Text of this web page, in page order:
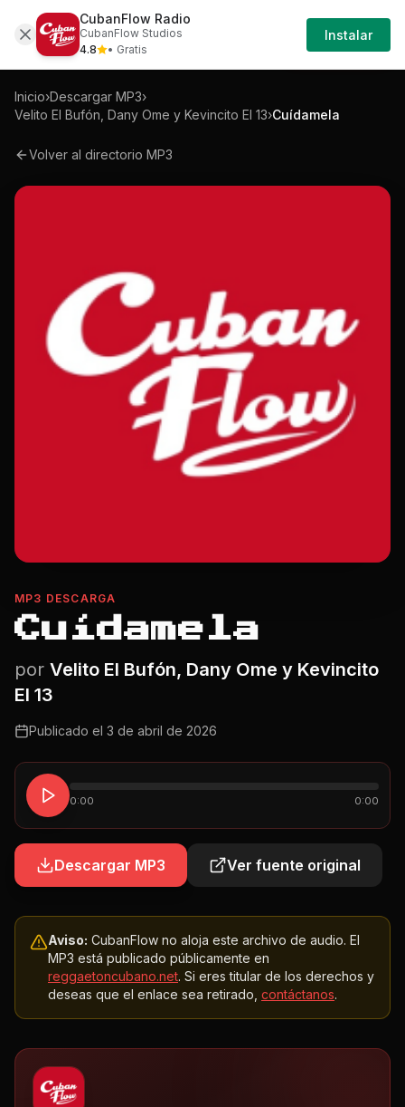
Mp3 Velito-el-bufon-dany-ome-y-kevincito-
Iniciar
Sesión
Inicio›Descargar MP3›
Velito El Bufón, Dany Ome y Kevincito El 13›Cuídamela
Volver al directorio MP3
MP3 DESCARGA
Cuídamela
por Velito El Bufón, Dany Ome y Kevincito
El 13
Publicado el 3 de abril de 2026
0:00 0:00
Descargar MP3 Ver fuente original
Aviso: CubanFlow no aloja este archivo de audio. El
MP3 está publicado públicamente en
reggaetoncubano.net. Si eres titular de los derechos y
deseas que el enlace sea retirado, contáctanos.
CubanFlow Radio
CubanFlow Studios
4.8
• Gratis
Instalar